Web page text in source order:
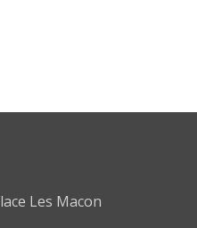
Les Macon